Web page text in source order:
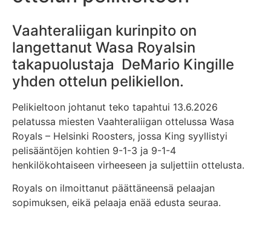
Vaahteraliigan kurinpito on
langettanut Wasa Royalsin
takapuolustaja DeMario Kingille
yhden ottelun pelikiellon.
Pelikieltoon johtanut teko tapahtui 13.6.2026
pelatussa miesten Vaahteraliigan ottelussa Wasa
Royals – Helsinki Roosters, jossa King syyllistyi
pelisääntöjen kohtien 9-1-3 ja 9-1-4
henkilökohtaiseen virheeseen ja suljettiin ottelusta.
Royals on ilmoittanut päättäneensä pelaajan
sopimuksen, eikä pelaaja enää edusta seuraa.